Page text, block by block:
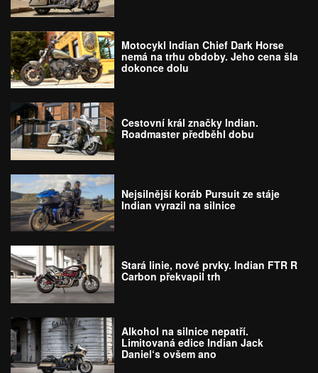
Motocykl Indian Chief Dark Horse
nemá na trhu obdoby. Jeho cena šla
dokonce dolu
Cestovní král značky Indian.
Roadmaster předběhl dobu
Nejsilnější koráb Pursuit ze stáje
Indian vyrazil na silnice
Stará linie, nové prvky. Indian FTR R
Carbon překvapil trh
Alkohol na silnice nepatří.
Limitovaná edice Indian Jack
Daniel‘s ovšem ano